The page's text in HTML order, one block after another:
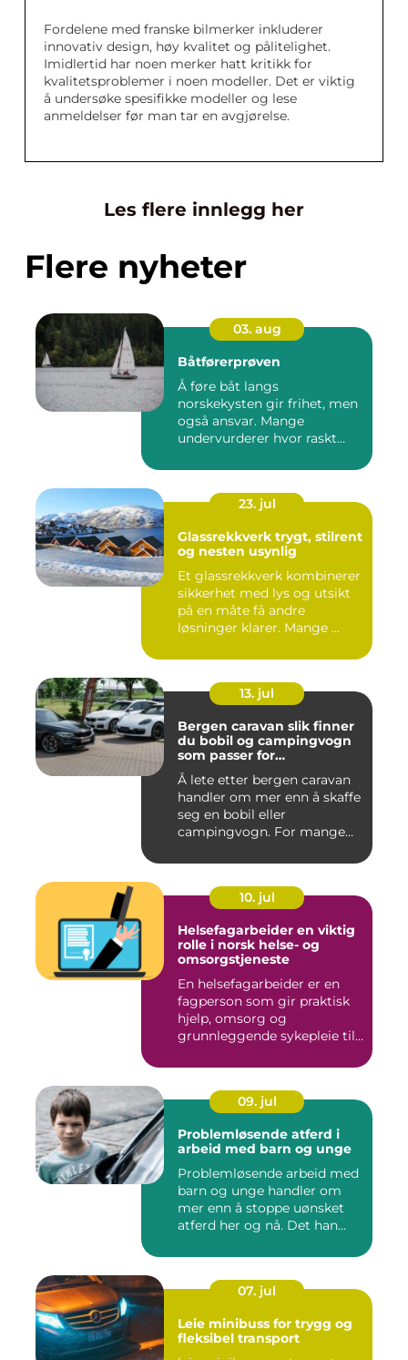
Fordelene med franske bilmerker inkluderer
innovativ design, høy kvalitet og pålitelighet.
Imidlertid har noen merker hatt kritikk for
kvalitetsproblemer i noen modeller. Det er viktig
å undersøke spesifikke modeller og lese
anmeldelser før man tar en avgjørelse.
Les flere innlegg her
Flere nyheter
03. aug
Båtførerprøven
Å føre båt langs
norskekysten gir frihet, men
også ansvar. Mange
undervurderer hvor raskt
23. jul
Glassrekkverk trygt, stilrent
og nesten usynlig
Et glassrekkverk kombinerer
sikkerhet med lys og utsikt
på en måte få andre
løsninger klarer. Mange ...
13. jul
Bergen caravan slik finner
du bobil og campingvogn
som passer for
vestlandsværet
Å lete etter bergen caravan
handler om mer enn å skaffe
seg en bobil eller
campingvogn. For mange
10. jul
Helsefagarbeider en viktig
rolle i norsk helse- og
omsorgstjeneste
En helsefagarbeider er en
fagperson som gir praktisk
hjelp, omsorg og
grunnleggende sykepleie til
09. jul
Problemløsende atferd i
arbeid med barn og unge
Problemløsende arbeid med
barn og unge handler om
mer enn å stoppe uønsket
atferd her og nå. Det han...
07. jul
Leie minibuss for trygg og
fleksibel transport